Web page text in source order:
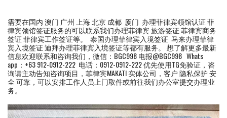
需要在国内 澳门 广州 上海 北京 成都 厦门 办理菲律宾领馆认证 菲
律宾领馆签证服务的可以联系我们办理菲律宾 旅游签证 菲律宾商务
签证 菲律宾工作签证等。 泰国办理菲律宾入境签证 马来办理菲律
宾入境签证 迪拜办理菲律宾入境签证等都有服务。 想了解更多最新
信息欢迎联系和咨询我们，微信：BGC998 电报@BGC998 Whats
app：+63 912-0912-222 电话：0912-0912-222 优先使用TG免验证，咨
询请主动告知咨询项目，菲律宾MAKATI 实体公司，客户 隐私保护 安
全 可靠，可以安排工作人员上门取件或前往我们办公室提交办理业
务。